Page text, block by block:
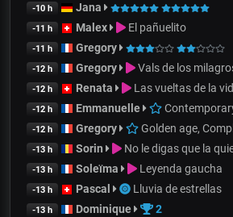
-10 h Jana
-11 h Malex El pañuelito
-11 h Gregory
-12 h Gregory Vals de los
-12 h Renata Las vueltas de la
-12 h Emmanuelle
-12 h Gregory Golden age,
-13 h Sorin No le digas que la
-13 h Soleïma Leyenda gaucha
-13 h Pascal Lluvia de estrellas
-13 h Dominique 2